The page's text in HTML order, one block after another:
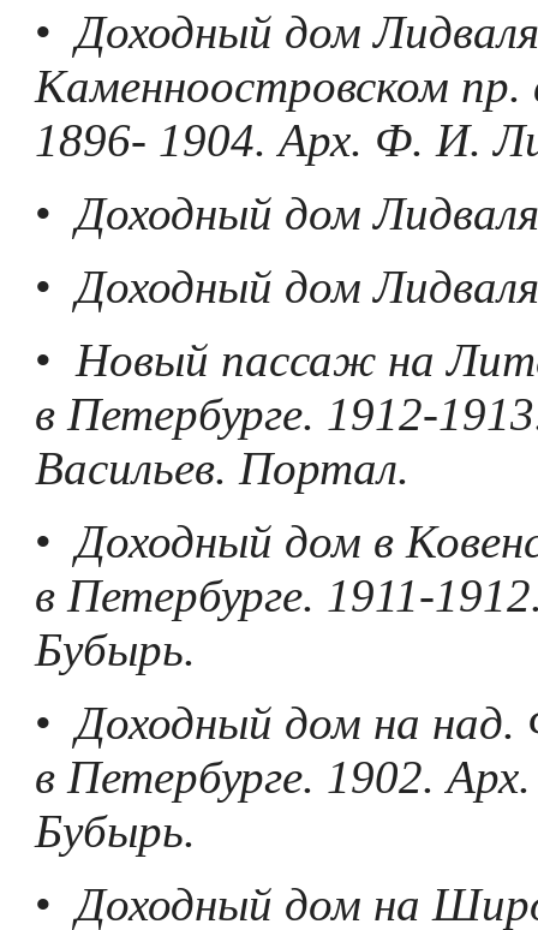
•Доходный дом
Каменноостровском пр.
1896- 1904. Арх. Ф. И.
•Доходный дом
•Доходный дом
• Новый пассаж на
в Петербурге. 1912-
Васильев. Портал.
•Доходный дом в
в Петербурге. 1911-
Бубырь.
•Доходный дом на
в Петербурге. 1902.
Бубырь.
•Доходный дом на